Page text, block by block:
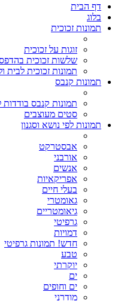
דף הבית
בלוג
תמונות זכוכית
זוגות על זכוכית
שלשות זכוכית
תמונות זכוכית לבית
תמונות קנבס
תמונות קנבס
סטים מעוצבים
תמונות לפי נושא וסגנון
אבסטרקט
אורבני
אנשים
אפריקאיות
בעלי חיים
גאומטרי
גיאומטריים
גרפיטי
דמויות
חדש! תמונות גרפיטי
טבע
יוקרתי
ים
ים וחופים
מודרני